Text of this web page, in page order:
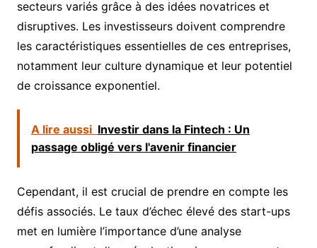
secteurs variés grâce à des idées novatrices et
disruptives. Les investisseurs doivent comprendre
les caractéristiques essentielles de ces entreprises,
notamment leur culture dynamique et leur potentiel
de croissance exponentiel.
A lire aussi Investir dans la Fintech : Un
passage obligé vers l'avenir financier
Cependant, il est crucial de prendre en compte les
défis associés. Le taux d’échec élevé des start-ups
met en lumière l’importance d’une analyse